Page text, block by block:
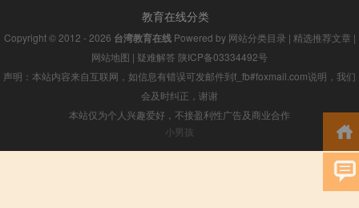
教育在线分类
Copyright © 2012 - 2026 台湾教育在线Powered by 网站分类目录 | 精选推荐文章 |
网站地图 | 疑难解答 陕ICP备03334492号
声明：本站内容来自互联网，如信息有错误可发邮件到f_fb#foxmail.com说明，我们
会及时纠正，谢谢
本站仅为个人兴趣爱好，不接盈利性广告及商业合作
小男孩